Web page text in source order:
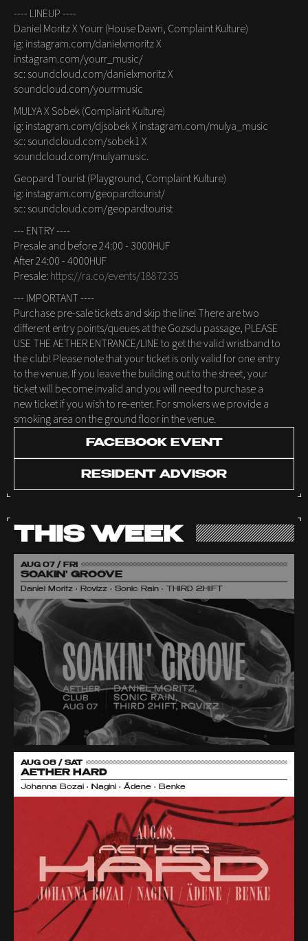
---- LINEUP ----
Daniel Moritz X Yourr (House Dawn, Complaint Kulture)
ig: instagram.com/danielxmoritz X
instagram.com/yourr_music/
sc: soundcloud.com/danielxmoritz X
soundcloud.com/yourrmusic
MULYA X Sobek (Complaint Kulture)
ig: instagram.com/djsobek X instagram.com/mulya_music
sc: soundcloud.com/sobek1 X
soundcloud.com/mulyamusic.
Geopard Tourist (Playground, Complaint Kulture)
ig: instagram.com/geopardtourist/
sc: soundcloud.com/geopardtourist
--- ENTRY ----
Presale and before 24:00 - 3000HUF
After 24:00 - 4000HUF
Presale:https://ra.co/events/1887235
--- IMPORTANT ----
Purchase pre-sale tickets and skip the line! There are two
different entry points/queues at the Gozsdu passage, PLEASE
USE THE AETHER ENTRANCE/LINE to get the valid wristband to
the club! Please note that your ticket is only valid for one entry
to the venue. If you leave the building out to the street, your
ticket will become invalid and you will need to purchase a
new ticket if you wish to re-enter. For smokers we provide a
smoking area on the ground floor in the venue.
FACEBOOK EVENT
RESIDENT ADVISOR
THIS WEEK
AUG 07 / FRI
SOAKIN' GROOVE
Daniel Moritz • Rovizz • Sonic Rain • THIRD 2HIFT
AUG 08 / SAT
AETHER HARD
Johanna Bozai • Nagini • Ädene • Benke